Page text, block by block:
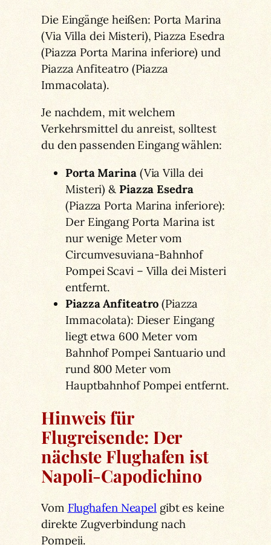
Die Eingänge heißen: Porta Marina
(Via Villa dei Misteri), Piazza Esedra
(Piazza Porta Marina inferiore) und
Piazza Anfiteatro (Piazza
Immacolata).
Je nachdem, mit welchem
Verkehrsmittel du anreist, solltest
du den passenden Eingang wählen:
Porta Marina(Via Villa dei
Misteri) & Piazza Esedra
(Piazza Porta Marina inferiore):
Der Eingang Porta Marina ist
nur wenige Meter vom
Circumvesuviana-Bahnhof
Pompei Scavi – Villa dei Misteri
entfernt.
Piazza Anfiteatro (Piazza
Immacolata): Dieser Eingang
liegt etwa 600 Meter vom
Bahnhof Pompei Santuario und
rund 800 Meter vom
Hauptbahnhof Pompei entfernt.
Hinweis für
Flugreisende: Der
nächste Flughafen ist
Napoli-Capodichino
Vom Flughafen Neapel gibt es keine
direkte Zugverbindung nach
Pompeji.